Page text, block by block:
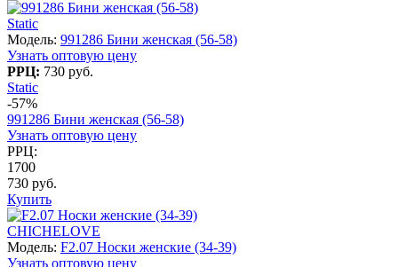
Static
Модель: 991286 Бини женская (56-58)
Узнать оптовую цену
РРЦ: 730 руб.
Static
-57%
991286 Бини женская (56-58)
Узнать оптовую цену
РРЦ:
1700
730 руб.
Купить
CHICHELOVE
Модель: F2.07 Носки женские (34-39)
Узнать оптовую цену